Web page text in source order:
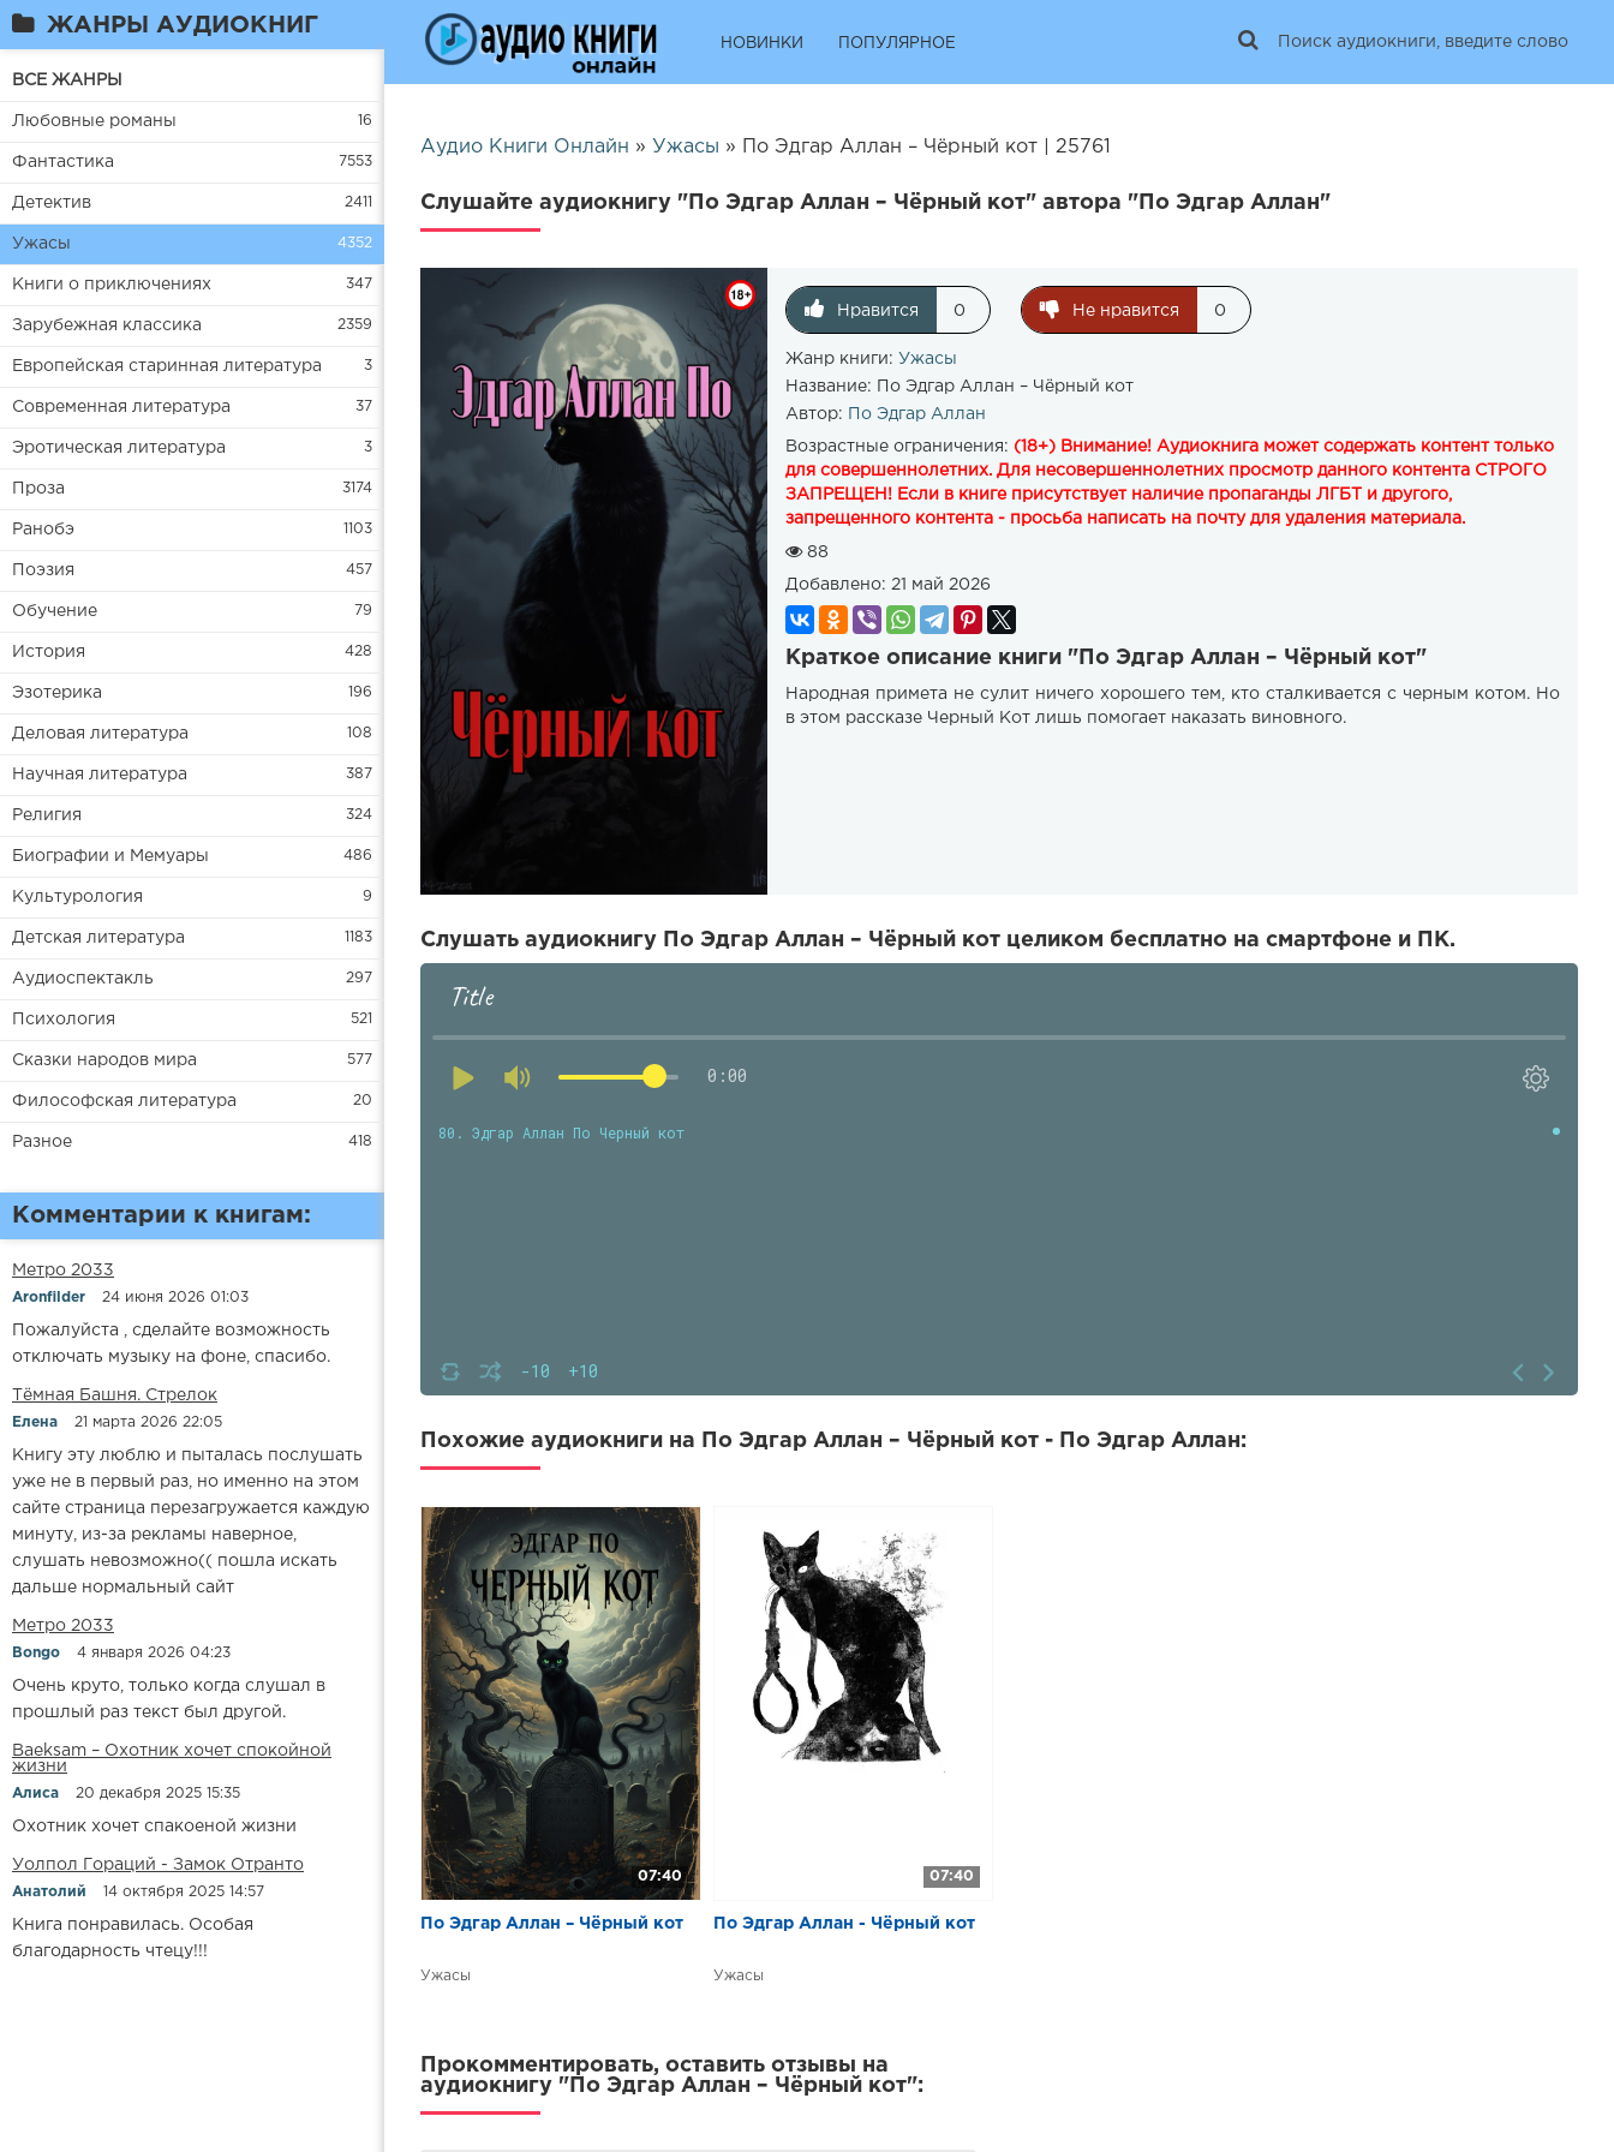
ЖАНРЫ АУДИОКНИГ
ВСЕ ЖАНРЫ
Любовные романы 16
Фантастика 7553
Детектив 2411
Ужасы 4352
Книги о приключениях 347
Зарубежная классика 2359
Европейская старинная литература 3
Современная литература 37
Эротическая литература 3
Проза 3174
Ранобэ 1103
Поэзия 457
Обучение 79
История 428
Эзотерика 196
Деловая литература 108
Научная литература 387
Религия 324
Биографии и Мемуары 486
Культурология 9
Детская литература 1183
Аудиоспектакль 297
Психология 521
Сказки народов мира 577
Философская литература 20
Разное 418
Комментарии к книгам:
Метро 2033
Aronfilder 24 июня 2026 01:03
Пожалуйста , сделайте возможность
отключать музыку на фоне, спасибо.
​​Тёмная Башня. Стрелок
Елена 21 марта 2026 22:05
Книгу эту люблю и пыталась послушать
уже не в первый раз, но именно на этом
сайте страница перезагружается каждую
минуту, из-за рекламы наверное,
слушать невозможно(( пошла искать
дальше нормальный сайт
Метро 2033
Bongo 4 января 2026 04:23
Очень круто, только когда слушал в
прошлый раз текст был другой.
Baeksam – Охотник хочет спокойной
жизни
Алиса 20 декабря 2025 15:35
Охотник хочет спакоеной жизни
Уолпол Гораций - Замок Отранто
Анатолий 14 октября 2025 14:57
Книга понравилась. Особая
благодарность чтецу!!!
НОВИНКИ ПОПУЛЯРНОЕ
Аудио Книги Онлайн » Ужасы » По Эдгар Аллан – Чёрный кот | 25761
Слушайте аудиокнигу "По Эдгар Аллан – Чёрный кот" автора "По Эдгар Аллан"
Нравится 0 Не нравится 0
Жанр книги: Ужасы
Название:
По Эдгар Аллан – Чёрный кот
Автор:
По Эдгар Аллан
Возрастные ограничения: (18+) Внимание! Аудиокнига может содержать контент только
для совершеннолетних. Для несовершеннолетних просмотр данного контента СТРОГО
ЗАПРЕЩЕН! Если в книге присутствует наличие пропаганды ЛГБТ и другого,
запрещенного контента - просьба написать на почту для удаления материала.
88
Добавлено: 21 май 2026
Краткое описание книги "По Эдгар Аллан – Чёрный кот"
Народная примета не сулит ничего хорошего тем, кто сталкивается с черным котом. Но
в этом рассказе Черный Кот лишь помогает наказать виновного.
Слушать аудиокнигу По Эдгар Аллан – Чёрный кот целиком бесплатно на смартфоне и ПК.
Title
0:00
-10 +10
80. Эдгар Аллан По Черный кот
Похожие аудиокниги на По Эдгар Аллан – Чёрный кот - По Эдгар Аллан:
07:40
По Эдгар Аллан – Чёрный кот
Ужасы
07:40
По Эдгар Аллан - Чёрный кот
Ужасы
Прокомментировать, оставить отзывы на
аудиокнигу "По Эдгар Аллан – Чёрный кот":